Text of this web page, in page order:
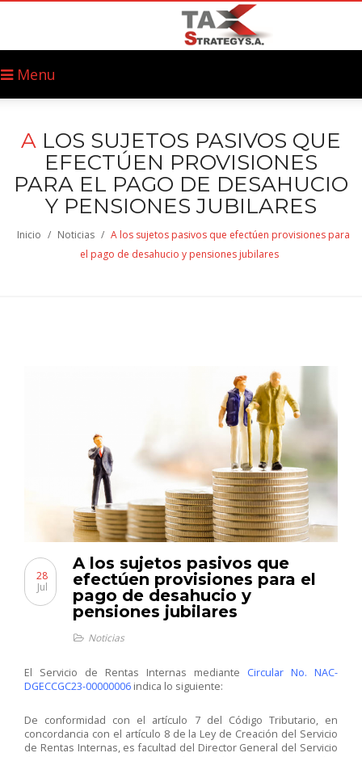
Menu
A LOS SUJETOS PASIVOS QUE
EFECTÚEN PROVISIONES
PARA EL PAGO DE DESAHUCIO
Y PENSIONES JUBILARES
Inicio / Noticias / A los sujetos pasivos que efectúen provisiones para
el pago de desahucio y pensiones jubilares
A los sujetos pasivos que
efectúen provisiones para el
pago de desahucio y
pensiones jubilares
28
Jul
Noticias
El Servicio de Rentas Internas mediante Circular No. NAC-
DGECCGC23-00000006 indica lo siguiente:
De conformidad con el artículo 7 del Código Tributario, en
concordancia con el artículo 8 de la Ley de Creación del Servicio
de Rentas Internas, es facultad del Director General del Servicio